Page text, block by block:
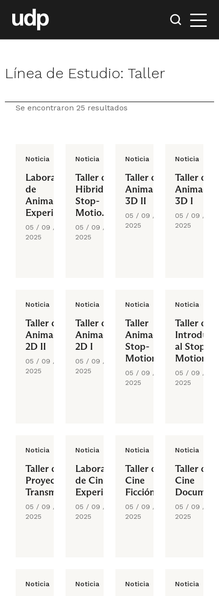
Línea de Estudio: Taller
Se encontraron 25 resultados
Noticia
Laboratorio
de
Animación
Experimental
05 / 09 /
2025
Noticia
Taller de
Hibridación
Stop-
Motion,
2D y 3D
05 / 09 /
2025
Noticia
Taller de
Animación
3D II
05 / 09 /
2025
Noticia
Taller de
3D I
05 / 09 /
2025
Noticia
Taller de
Animación
2D II
05 / 09 /
2025
Noticia
Taller de
Animación
2D I
05 / 09 /
2025
Noticia
Taller
Animación
Stop-
Motion
05 / 09 /
2025
Noticia
Taller de
al Stop-
Motion
05 / 09 /
2025
Noticia
Taller de
Proyectos
Transmedia
05 / 09 /
2025
Noticia
Laboratorio
de Cine
Experimental
05 / 09 /
2025
Noticia
Taller de
Cine
Ficción II
05 / 09 /
2025
Noticia
Taller de
Cine
05 / 09 /
2025
Noticia Noticia Noticia Noticia